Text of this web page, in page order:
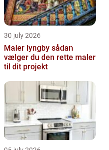
30 july 2026
Maler lyngby sådan
vælger du den rette maler
til dit projekt